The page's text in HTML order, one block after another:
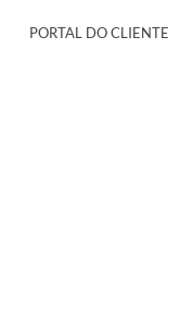
PORTAL DO CLIENTE